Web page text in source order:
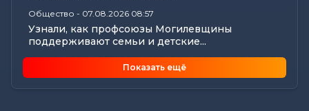
Общество - 07.08.2026 08:57
Узнали, как профсоюзы Могилевщины
поддерживают семьи и детские...
25 лет на страже здорового питания: у «Диеты»
— юбилей
Показать ещё